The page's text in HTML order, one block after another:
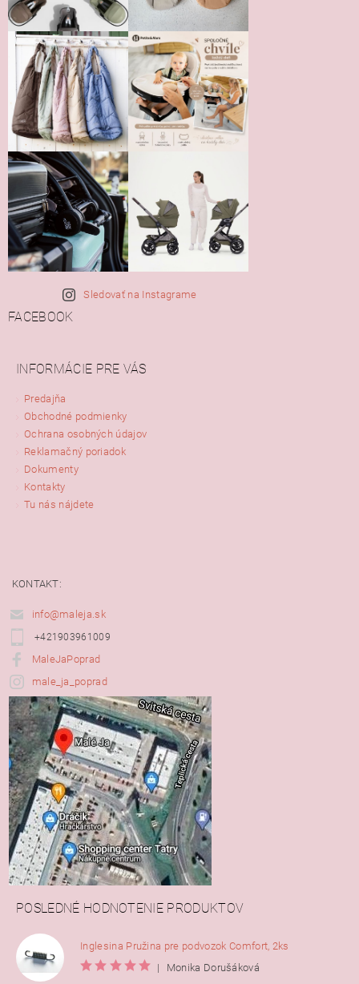
Vložením hodnotenie súhlasíte s
podmienkami ochrany
osobných údajov
Sledovať na Instagrame
FACEBOOK
INFORMÁCIE PRE VÁS
Predajňa
Obchodné podmienky
Ochrana osobných údajov
Reklamačný poriadok
Dokumenty
Kontakty
Tu nás nájdete
KONTAKT:
info@maleja.sk
+421903961009
MaleJaPoprad
male_ja_poprad
POSLEDNÉ HODNOTENIE PRODUKTOV
Inglesina Pružina pre podvozok Comfort, 2ks
|
Monika Dorušáková